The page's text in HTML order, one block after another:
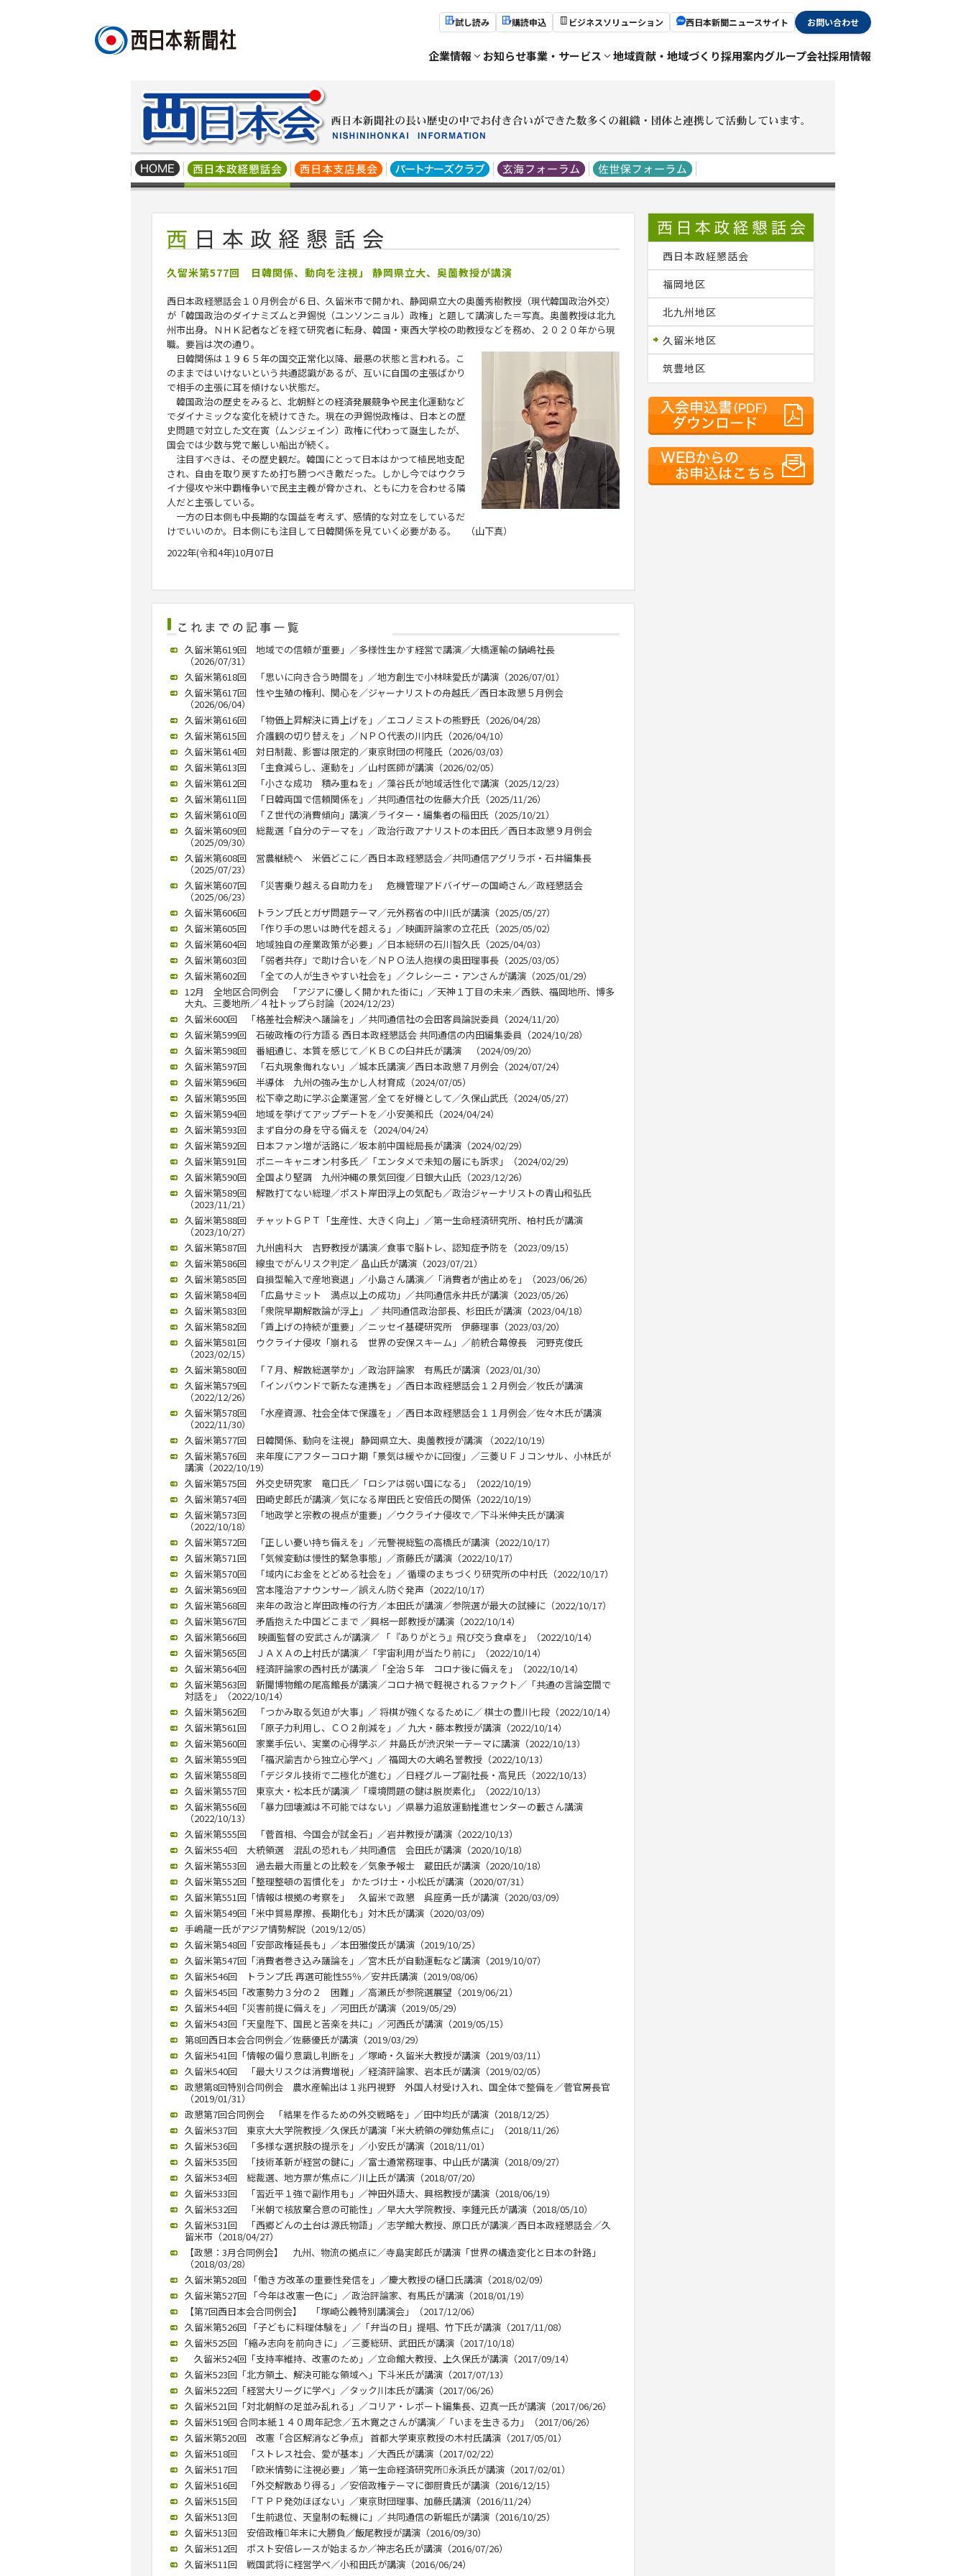
試し読み 購読申込 ビジネスソリューション 西日本新聞ニュースサイト お問い合わせ
企業情報 お知らせ事業・サービス 地域貢献・地域づくり採用案内グループ会社採用情報
久留米第577回 日韓関係、動向を注視」 静岡県立大、奥薗教授が講演
西日本政経懇話会１０月例会が６日、久留米市で開かれ、静岡県立大の奥薗秀樹教授（現代韓国政治外交）
が「韓国政治のダイナミズムと尹錫悦（ユンソンニョル）政権」と題して講演した＝写真。奥薗教授は北九
州市出身。ＮＨＫ記者などを経て研究者に転身、韓国・東西大学校の助教授などを務め、２０２０年から現
職。要旨は次の通り。
日韓関係は１９６５年の国交正常化以降、最悪の状態と言われる。こ
のままではいけないという共通認識があるが、互いに自国の主張ばかり
で相手の主張に耳を傾けない状態だ。
韓国政治の歴史をみると、北朝鮮との経済発展競争や民主化運動など
でダイナミックな変化を続けてきた。現在の尹錫悦政権は、日本との歴
史問題で対立した文在寅（ムンジェイン）政権に代わって誕生したが、
国会では少数与党で厳しい船出が続く。
注目すべきは、その歴史観だ。韓国にとって日本はかつて植民地支配
され、自由を取り戻すため打ち勝つべき敵だった。しかし今ではウクラ
イナ侵攻や米中覇権争いで民主主義が脅かされ、ともに力を合わせる隣
人だと主張している。
一方の日本側も中長期的な国益を考えず、感情的な対立をしているだ
けでいいのか。日本側にも注目して日韓関係を見ていく必要がある。 （山下真）
2022年(令和4年)10月07日
久留米第619回 地域での信頼が重要」／多様性生かす経営で講演／大橋運輸の鍋嶋社長
（2026/07/31）
久留米第618回 「思いに向き合う時間を」／地方創生で小林味愛氏が講演（2026/07/01）
久留米第617回 性や生殖の権利、関心を／ジャーナリストの舟越氏／西日本政懇５月例会
（2026/06/04）
久留米第616回 「物価上昇解決に賃上げを」／エコノミストの熊野氏（2026/04/28）
久留米第615回 介護観の切り替えを」／ＮＰＯ代表の川内氏（2026/04/10）
久留米第614回 対日制裁、影響は限定的／東京財団の柯隆氏（2026/03/03）
久留米第613回 「主食減らし、運動を」／山村医師が講演（2026/02/05）
久留米第612回 「小さな成功 積み重ねを」／藻谷氏が地域活性化で講演（2025/12/23）
久留米第611回 「日韓両国で信頼関係を」／共同通信社の佐藤大介氏（2025/11/26）
久留米第610回 「Ｚ世代の消費傾向」講演／ライター・編集者の稲田氏（2025/10/21）
久留米第609回 総裁選「自分のテーマを」／政治行政アナリストの本田氏／西日本政懇９月例会
（2025/09/30）
久留米第608回 営農継続へ 米価どこに／西日本政経懇話会／共同通信アグリラボ・石井編集長
（2025/07/23）
久留米第607回 「災害乗り越える自助力を」 危機管理アドバイザーの国崎さん／政経懇話会
（2025/06/23）
久留米第606回 トランプ氏とガザ問題テーマ／元外務省の中川氏が講演（2025/05/27）
久留米第605回 「作り手の思いは時代を超える」／映画評論家の立花氏（2025/05/02）
久留米第604回 地域独自の産業政策が必要」／日本総研の石川智久氏（2025/04/03）
久留米第603回 「弱者共存」で助け合いを／ＮＰＯ法人抱樸の奥田理事長（2025/03/05）
久留米第602回 「全ての人が生きやすい社会を」／クレシーニ・アンさんが講演（2025/01/29）
12月 全地区合同例会 「アジアに優しく開かれた街に」／天神１丁目の未来／西鉄、福岡地所、博多
大丸、三菱地所／４社トップら討論（2024/12/23）
久留米600回 「格差社会解決へ議論を」／共同通信社の会田客員論説委員（2024/11/20）
久留米第599回 石破政権の行方語る 西日本政経懇話会 共同通信の内田編集委員（2024/10/28）
久留米第598回 番組通じ、本質を感じて／ＫＢＣの臼井氏が講演 （2024/09/20）
久留米第597回 「石丸現象侮れない」／城本氏講演／西日本政懇７月例会（2024/07/24）
久留米第596回 半導体 九州の強み生かし人材育成（2024/07/05）
久留米第595回 松下幸之助に学ぶ企業運営／全てを好機として／久保山武氏（2024/05/27）
久留米第594回 地域を挙げてアップデートを／小安美和氏（2024/04/24）
久留米第593回 まず自分の身を守る備えを（2024/04/24）
久留米第592回 日本ファン増が活路に／坂本前中国総局長が講演（2024/02/29）
久留米第591回 ポニーキャニオン村多氏／「エンタメで未知の層にも訴求」（2024/02/29）
久留米第590回 全国より堅調 九州沖縄の景気回復／日銀大山氏（2023/12/26）
久留米第589回 解散打てない総理／ポスト岸田浮上の気配も／政治ジャーナリストの青山和弘氏
（2023/11/21）
久留米第588回 チャットＧＰＴ「生産性、大きく向上」／第一生命経済研究所、柏村氏が講演
（2023/10/27）
久留米第587回 九州歯科大 吉野教授が講演／食事で脳トレ、認知症予防を（2023/09/15）
久留米第586回 線虫でがんリスク判定／ 畠山氏が講演（2023/07/21）
久留米第585回 自損型輸入で産地衰退」／小島さん講演／「消費者が歯止めを」（2023/06/26）
久留米第584回 「広島サミット 満点以上の成功」／共同通信永井氏が講演（2023/05/26）
久留米第583回 「衆院早期解散論が浮上」 ／ 共同通信政治部長、杉田氏が講演（2023/04/18）
久留米第582回 「賃上げの持続が重要」／ニッセイ基礎研究所 伊藤理事（2023/03/20）
久留米第581回 ウクライナ侵攻「崩れる 世界の安保スキーム」／前統合幕僚長 河野克俊氏
（2023/02/15）
久留米第580回 「７月、解散総選挙か」／政治評論家 有馬氏が講演（2023/01/30）
久留米第579回 「インバウンドで新たな連携を」／西日本政経懇話会１２月例会／牧氏が講演
（2022/12/26）
久留米第578回 「水産資源、社会全体で保護を」／西日本政経懇話会１１月例会／佐々木氏が講演
（2022/11/30）
久留米第577回 日韓関係、動向を注視」 静岡県立大、奥薗教授が講演 （2022/10/19）
久留米第576回 来年度にアフターコロナ期「景気は緩やかに回復」／三菱ＵＦＪコンサル、小林氏が
講演（2022/10/19）
久留米第575回 外交史研究家 竜口氏／「ロシアは弱い国になる」（2022/10/19）
久留米第574回 田崎史郎氏が講演／気になる岸田氏と安倍氏の関係（2022/10/19）
久留米第573回 「地政学と宗教の視点が重要」／ウクライナ侵攻で／下斗米伸夫氏が講演
（2022/10/18）
久留米第572回 「正しい憂い持ち備えを」／元警視総監の高橋氏が講演（2022/10/17）
久留米第571回 「気候変動は慢性的緊急事態」／斎藤氏が講演（2022/10/17）
久留米第570回 「域内にお金をとどめる社会を」／ 循環のまちづくり研究所の中村氏（2022/10/17）
久留米第569回 宮本隆治アナウンサー／誤えん防ぐ発声（2022/10/17）
久留米第568回 来年の政治と岸田政権の行方／本田氏が講演／参院選が最大の試練に（2022/10/17）
久留米第567回 矛盾抱えた中国どこまで ／興梠一郎教授が講演（2022/10/14）
久留米第566回 映画監督の安武さんが講演／ 「『ありがとう』飛び交う食卓を」（2022/10/14）
久留米第565回 ＪＡＸＡの上村氏が講演／「宇宙利用が当たり前に」（2022/10/14）
久留米第564回 経済評論家の西村氏が講演／「全治５年 コロナ後に備えを」（2022/10/14）
久留米第563回 新聞博物館の尾高館長が講演／コロナ禍で軽視されるファクト／「共通の言論空間で
対話を」（2022/10/14）
久留米第562回 「つかみ取る気迫が大事」／ 将棋が強くなるために／ 棋士の豊川七段（2022/10/14）
久留米第561回 「原子力利用し、ＣＯ２削減を」／ 九大・藤本教授が講演（2022/10/14）
久留米第560回 家業手伝い、実業の心得学ぶ／ 井島氏が渋沢栄一テーマに講演（2022/10/13）
久留米第559回 「福沢諭吉から独立心学べ」／ 福岡大の大嶋名誉教授（2022/10/13）
久留米第558回 「デジタル技術で二極化が進む」／日経グループ副社長・高見氏（2022/10/13）
久留米第557回 東京大・松本氏が講演／「環境問題の鍵は脱炭素化」（2022/10/13）
久留米第556回 「暴力団壊滅は不可能ではない」／県暴力追放運動推進センターの藪さん講演
（2022/10/13）
久留米第555回 「菅首相、今国会が試金石」／岩井教授が講演（2022/10/13）
久留米554回 大統領選 混乱の恐れも／共同通信 会田氏が講演（2020/10/18）
久留米第553回 過去最大雨量との比較を／気象予報士 蔵田氏が講演（2020/10/18）
久留米第552回「整理整頓の習慣化を」 かたづけ士・小松氏が講演（2020/07/31）
久留米第551回「情報は根拠の考察を」 久留米で政懇 呉座勇一氏が講演（2020/03/09）
久留米第549回「米中貿易摩擦、長期化も」対木氏が講演（2020/03/09）
手嶋龍一氏がアジア情勢解説（2019/12/05）
久留米第548回「安部政権延長も」／本田雅俊氏が講演（2019/10/25）
久留米第547回「消費者巻き込み議論を」／宮木氏が自動運転など講演（2019/10/07）
久留米546回 トランプ氏 再選可能性55％／安井氏講演（2019/08/06）
久留米545回「改憲勢力３分の２ 困難」／高瀬氏が参院選展望（2019/06/21）
久留米544回「災害前提に備えを」／河田氏が講演（2019/05/29）
久留米543回「天皇陛下、国民と苦楽を共に」／河西氏が講演（2019/05/15）
第8回西日本会合同例会／佐藤優氏が講演（2019/03/29）
久留米541回「情報の偏り意識し判断を」／塚崎・久留米大教授が講演（2019/03/11）
久留米540回 「最大リスクは消費増税」／経済評論家、岩本氏が講演（2019/02/05）
政懇第8回特別合同例会 農水産輸出は１兆円視野 外国人材受け入れ、国全体で整備を／菅官房長官
（2019/01/31）
政懇第7回合同例会 「結果を作るための外交戦略を」／田中均氏が講演（2018/12/25）
久留米537回 東京大大学院教授／久保氏が講演「米大統領の弾劾焦点に」（2018/11/26）
久留米536回 「多様な選択肢の提示を」／小安氏が講演（2018/11/01）
久留米535回 「技術革新が経営の鍵に」／富士通常務理事、中山氏が講演（2018/09/27）
久留米534回 総裁選、地方票が焦点に／川上氏が講演（2018/07/20）
久留米533回 「習近平１強で副作用も」／神田外語大、興梠教授が講演（2018/06/19）
久留米532回 「米朝で核放棄合意の可能性」／早大大学院教授、李鍾元氏が講演（2018/05/10）
久留米531回 「西郷どんの土台は源氏物語」／志学館大教授、原口氏が講演／西日本政経懇話会／久
留米市（2018/04/27）
【政懇：3月合同例会】 九州、物流の拠点に／寺島実郎氏が講演「世界の構造変化と日本の針路」
（2018/03/28）
久留米第528回 「働き方改革の重要性発信を」／慶大教授の樋口氏講演（2018/02/09）
久留米第527回 「今年は改憲一色に」／政治評論家、有馬氏が講演（2018/01/19）
【第7回西日本会合同例会】 「塚崎公義特別講演会」（2017/12/06）
久留米第526回 「子どもに料理体験を」／「弁当の日」提唱、竹下氏が講演（2017/11/08）
久留米525回 「縮み志向を前向きに」／三菱総研、武田氏が講演（2017/10/18）
久留米524回「支持率維持、改憲のため」／立命館大教授、上久保氏が講演（2017/09/14）
久留米523回「北方領土、解決可能な領域へ」下斗米氏が講演（2017/07/13）
久留米522回「経営大リーグに学べ」／タック川本氏が講演（2017/06/26）
久留米521回「対北朝鮮の足並み乱れる」／コリア・レポート編集長、辺真一氏が講演（2017/06/26）
久留米519回 合同本紙１４０周年記念／五木寛之さんが講演／「いまを生きる力」（2017/06/26）
久留米第520回 改憲「合区解消など争点」 首都大学東京教授の木村氏講演（2017/05/01）
久留米518回 「ストレス社会、愛が基本」／大西氏が講演（2017/02/22）
久留米517回 「欧米情勢に注視必要」／第一生命経済研究所永浜氏が講演（2017/02/01）
久留米516回 「外交解散あり得る」／安倍政権テーマに御厨貴氏が講演（2016/12/15）
久留米515回 「ＴＰＰ発効ほぼない」／東京財団理事、加藤氏講演（2016/11/24）
久留米513回 「生前退位、天皇制の転機に」／共同通信の新堀氏が講演（2016/10/25）
久留米513回 安倍政権年末に大勝負／飯尾教授が講演（2016/09/30）
久留米512回 ポスト安倍レースが始まるか／神志名氏が講演（2016/07/26）
久留米511回 戦国武将に経営学べ／小和田氏が講演（2016/06/24）
西日本政経懇話会
福岡地区
北九州地区
久留米地区
筑豊地区